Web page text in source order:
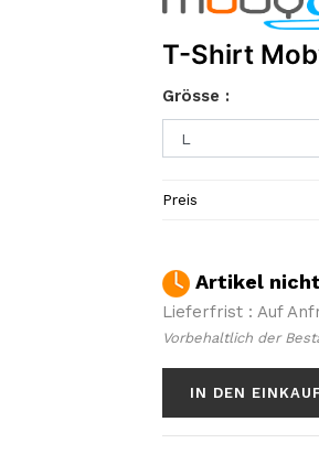
T-Shirt
Grösse :
Preis
Artikel
Lieferfrist : Auf
Vorbehaltlich der
IN DEN